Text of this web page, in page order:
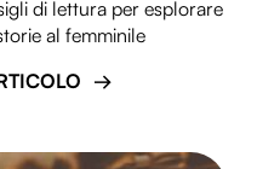
di lettura per esplorare
al femminile